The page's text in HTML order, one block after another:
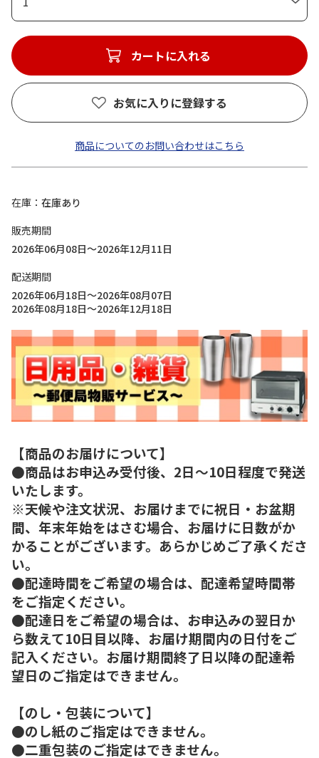
カートに入れる
お気に入りに登録する
商品についてのお問い合わせはこちら
在庫
在庫あり
販売期間
2026年06月08日～2026年12月11日
配送期間
2026年06月18日～2026年08月07日
2026年08月18日～2026年12月18日
【商品のお届けについて】
●商品はお申込み受付後、2日～10日程度で発送
いたします。
※天候や注文状況、お届けまでに祝日・お盆期
間、年末年始をはさむ場合、お届けに日数がか
かることがございます。あらかじめご了承くださ
い。
●配達時間をご希望の場合は、配達希望時間帯
をご指定ください。
●配達日をご希望の場合は、お申込みの翌日か
ら数えて10日目以降、お届け期間内の日付をご
記入ください。お届け期間終了日以降の配達希
望日のご指定はできません。
【のし・包装について】
●のし紙のご指定はできません。
●二重包装のご指定はできません。